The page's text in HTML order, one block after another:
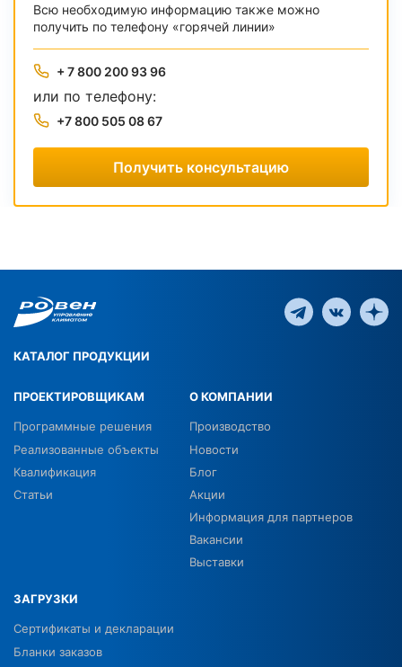
Всю необходимую информацию также можно
получить по телефону «горячей линии»
+ 7 800 200 93 96
или по телефону:
+7 800 505 08 67
Получить консультацию
КАТАЛОГ ПРОДУКЦИИ
ПРОЕКТИРОВЩИКАМ
Программные решения
Реализованные объекты
Квалификация
Статьи
О КОМПАНИИ
Производство
Новости
Блог
Акции
Информация для партнеров
Вакансии
Выставки
ЗАГРУЗКИ
Сертификаты и декларации
Бланки заказов